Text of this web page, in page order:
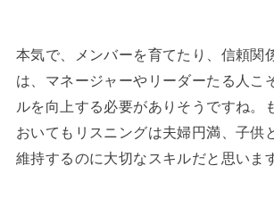
本気で、メンバーを育てたり、信頼関
は、マネージャーやリーダーたる人こ
ルを向上する必要がありそうですね。
おいてもリスニングは夫婦円満、子供
維持するのに大切なスキルだと思いま